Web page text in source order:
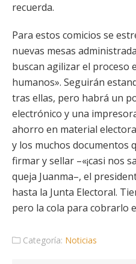
recuerda.
Para estos comicios se
nuevas mesas
buscan agilizar el proceso
humanos». Seguirán
tras ellas, pero habrá un
electrónico y una
ahorro en material
y los muchos documentos
firmar y sellar –«¡casi nos
queja Juanma–, el
hasta la Junta Electoral.
pero la cola para cobrarlo
Categoría: Noticias